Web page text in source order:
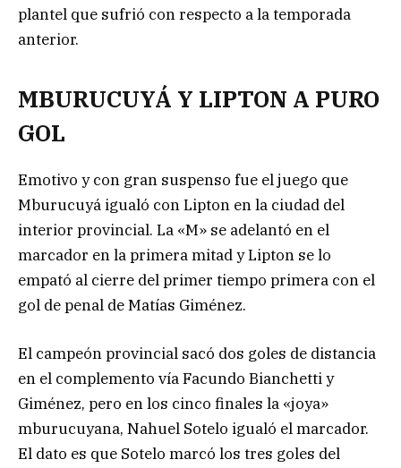
plantel que sufrió con respecto a la temporada
anterior.
MBURUCUYÁ Y LIPTON A PURO
GOL
Emotivo y con gran suspenso fue el juego que
Mburucuyá igualó con Lipton en la ciudad del
interior provincial. La «M» se adelantó en el
marcador en la primera mitad y Lipton se lo
empató al cierre del primer tiempo primera con el
gol de penal de Matías Giménez.
El campeón provincial sacó dos goles de distancia
en el complemento vía Facundo Bianchetti y
Giménez, pero en los cinco finales la «joya»
mburucuyana, Nahuel Sotelo igualó el marcador.
El dato es que Sotelo marcó los tres goles del